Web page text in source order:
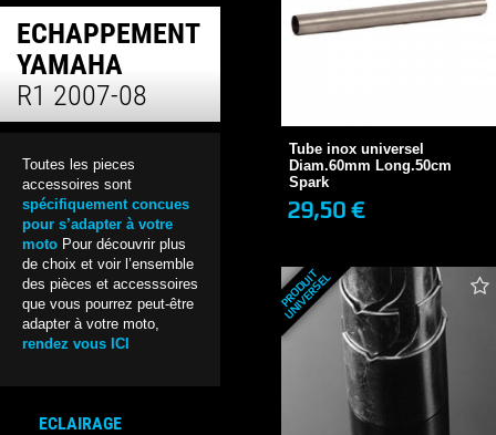
ECHAPPEMENT
YAMAHA
R1 2007-08
Toutes les pieces
accessoires sont
spécifiquement concues
pour s’adapter à votre
moto Pour découvrir plus
de choix et voir l’ensemble
des pièces et accesssoires
que vous pourrez peut-être
adapter à votre moto,
rendez vous ICI
ECLAIRAGE
Tube inox universel
Diam.60mm Long.50cm
Spark
29,50 €
29,50 € EN STOCK
P
R
O
D
U
I
T
U
N
I
V
E
R
S
E
L